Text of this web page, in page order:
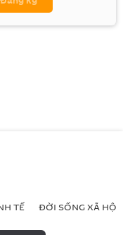
TẾ ĐỜI SỐNG XÃ HỘI